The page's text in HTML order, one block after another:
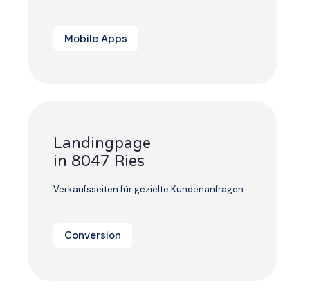
Mobile Apps
Landingpage
in 8047 Ries
Verkaufsseiten für gezielte Kundenanfragen
Conversion